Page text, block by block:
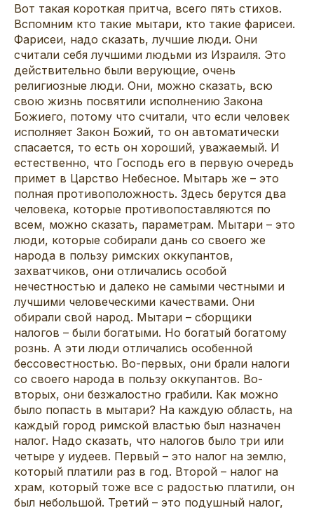
Вот такая короткая притча, всего пять стихов.
Вспомним кто такие мытари, кто такие фарисеи.
Фарисеи, надо сказать, лучшие люди. Они
считали себя лучшими людьми из Израиля. Это
действительно были верующие, очень
религиозные люди. Они, можно сказать, всю
свою жизнь посвятили исполнению Закона
Божиего, потому что считали, что если человек
исполняет Закон Божий, то он автоматически
спасается, то есть он хороший, уважаемый. И
естественно, что Господь его в первую очередь
примет в Царство Небесное. Мытарь же – это
полная противоположность. Здесь берутся два
человека, которые противопоставляются по
всем, можно сказать, параметрам. Мытари – это
люди, которые собирали дань со своего же
народа в пользу римских оккупантов,
захватчиков, они отличались особой
нечестностью и далеко не самыми честными и
лучшими человеческими качествами. Они
обирали свой народ. Мытари – сборщики
налогов – были богатыми. Но богатый богатому
рознь. А эти люди отличались особенной
бессовестностью. Во-первых, они брали налоги
со своего народа в пользу оккупантов. Во-
вторых, они безжалостно грабили. Как можно
было попасть в мытари? На каждую область, на
каждый город римской властью был назначен
налог. Надо сказать, что налогов было три или
четыре у иудеев. Первый – это налог на землю,
который платили раз в год. Второй – налог на
храм, который тоже все с радостью платили, он
был небольшой. Третий – это подушный налог,